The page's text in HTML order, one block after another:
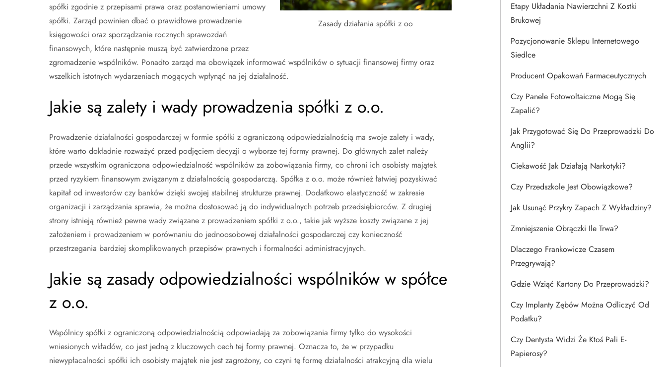
Zasady działania spółki z oo
spółki zgodnie z przepisami prawa oraz postanowieniami umowy
spółki. Zarząd powinien dbać o prawidłowe prowadzenie
księgowości oraz sporządzanie rocznych sprawozdań
finansowych, które następnie muszą być zatwierdzone przez
zgromadzenie wspólników. Ponadto zarząd ma obowiązek informować wspólników o sytuacji finansowej firmy oraz
wszelkich istotnych wydarzeniach mogących wpłynąć na jej działalność.
Jakie są zalety i wady prowadzenia spółki z o.o.
Prowadzenie działalności gospodarczej w formie spółki z ograniczoną odpowiedzialnością ma swoje zalety i wady,
które warto dokładnie rozważyć przed podjęciem decyzji o wyborze tej formy prawnej. Do głównych zalet należy
przede wszystkim ograniczona odpowiedzialność wspólników za zobowiązania firmy, co chroni ich osobisty majątek
przed ryzykiem finansowym związanym z działalnością gospodarczą. Spółka z o.o. może również łatwiej pozyskiwać
kapitał od inwestorów czy banków dzięki swojej stabilnej strukturze prawnej. Dodatkowo elastyczność w zakresie
organizacji i zarządzania sprawia, że można dostosować ją do indywidualnych potrzeb przedsiębiorców. Z drugiej
strony istnieją również pewne wady związane z prowadzeniem spółki z o.o., takie jak wyższe koszty związane z jej
założeniem i prowadzeniem w porównaniu do jednoosobowej działalności gospodarczej czy konieczność
przestrzegania bardziej skomplikowanych przepisów prawnych i formalności administracyjnych.
Jakie są zasady odpowiedzialności wspólników w spółce
z o.o.
Wspólnicy spółki z ograniczoną odpowiedzialnością odpowiadają za zobowiązania firmy tylko do wysokości
wniesionych wkładów, co jest jedną z kluczowych cech tej formy prawnej. Oznacza to, że w przypadku
niewypłacalności spółki ich osobisty majątek nie jest zagrożony, co czyni tę formę działalności atrakcyjną dla wielu
Etapy Układania Nawierzchni Z Kostki
Brukowej
Pozycjonowanie Sklepu Internetowego
Siedlce
Producent Opakowań Farmaceutycznych
Czy Panele Fotowoltaiczne Mogą Się
Zapalić?
Jak Przygotować Się Do Przeprowadzki Do
Anglii?
Ciekawość Jak Działają Narkotyki?
Czy Przedszkole Jest Obowiązkowe?
Jak Usunąć Przykry Zapach Z Wykładziny?
Zmniejszenie Obrączki Ile Trwa?
Dlaczego Frankowicze Czasem
Przegrywają?
Gdzie Wziąć Kartony Do Przeprowadzki?
Czy Implanty Zębów Można Odliczyć Od
Podatku?
Czy Dentysta Widzi Że Ktoś Pali E-
Papierosy?